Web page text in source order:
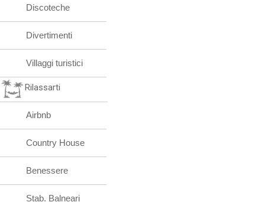
Discoteche
Divertimenti
Villaggi turistici
Rilassarti
Airbnb
Country House
Benessere
Stab. Balneari